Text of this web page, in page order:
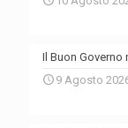
Il Buon Governo
9 Agosto